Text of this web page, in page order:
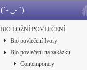
(´- ‿- `)
BIO LOŽNÍ POVLEČENÍ
Bio povlečení Ivory
Bio povlečení na zakázku
Contemporary